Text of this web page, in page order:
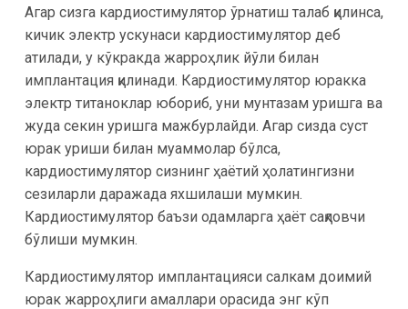
Агар сизга кардиостимулятор ўрнатиш талаб қилинса,
кичик электр ускунаси кардиостимулятор деб
атилади, у кўкракда жарроҳлик йўли билан
имплантация қилинади. Кардиостимулятор юракка
электр титаноклар юбориб, уни мунтазам уришга ва
жуда секин уришга мажбурлайди. Агар сизда суст
юрак уриши билан муаммолар бўлса,
кардиостимулятор сизнинг ҳаётий ҳолатингизни
сезиларли даражада яхшилаши мумкин.
Кардиостимулятор баъзи одамларга ҳаёт сақловчи
бўлиши мумкин.
Кардиостимулятор имплантацияси салкам доимий
юрак жарроҳлиги амаллари орасида энг кўп